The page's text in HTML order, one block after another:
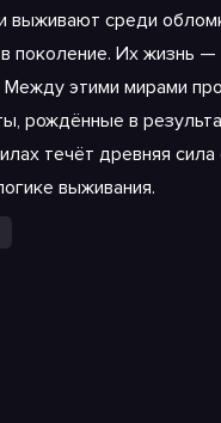
выживают среди
поколение. Их жизнь
этими мирами
рождённые в
течёт древняя
выживания.